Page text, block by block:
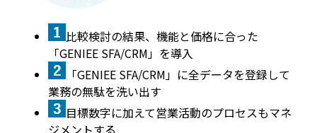
比較検討の結果、機能と価格に合った
「GENIEE SFA/CRM」を導入
「GENIEE SFA/CRM」に全データを登録して
業務の無駄を洗い出す
目標数字に加えて営業活動のプロセスもマネ
ジメントする